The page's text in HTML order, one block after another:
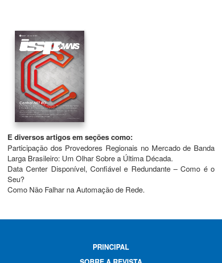
E diversos artigos em seções como:
Participação dos Provedores Regionais no Mercado de Banda
Larga Brasileiro: Um Olhar Sobre a Última Década.
Data Center Disponível, Confiável e Redundante – Como é o
Seu?
Como Não Falhar na Automação de Rede.
PRINCIPAL